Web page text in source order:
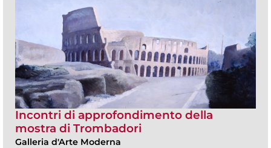
Incontri di approfondimento della
mostra di Trombadori
Galleria d'Arte Moderna